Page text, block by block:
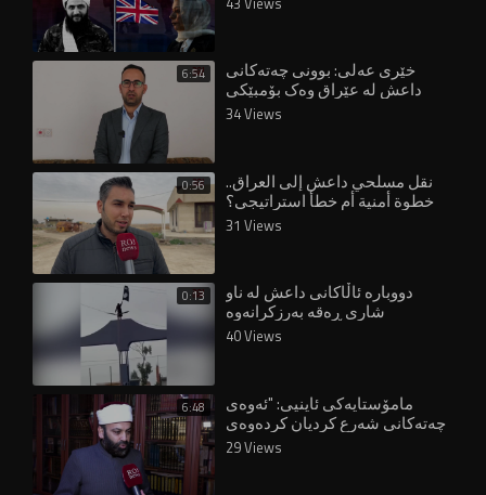
6:54 خێری عەلی: بوونی چەتەکانی
داعش لە عێراق وەک بۆمبێکی
34 Views
0:56 نقل مسلحي داعش إلى العراق..
خطوة أمنية أم خطأ استراتيجي؟
31 Views
0:13 دووبارە ئاڵاکانی داعش لە ناو
شاری ڕەقە بەرزکرانەوە
40 Views
6:48 مامۆستایەکی ئاینیی: "ئەوەی
چەتەکانی شەرع کردیان کردەوەی
داعش بوو" 29 Views